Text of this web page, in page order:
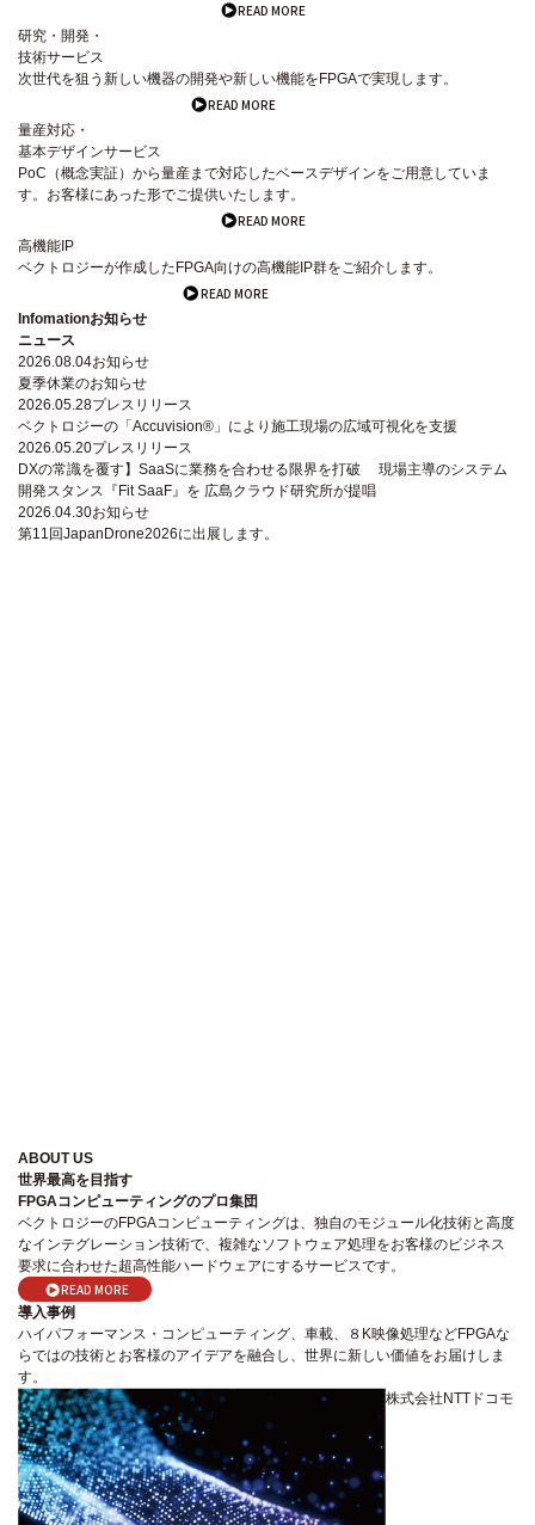
READ MORE
研究・開発・
技術サービス
次世代を狙う新しい機器の開発や新しい機能をFPGAで実現します。
READ MORE
量産対応・
基本デザインサービス
PoC（概念実証）から量産まで対応したベースデザインをご用意していま
す。お客様にあった形でご提供いたします。
READ MORE
高機能IP
ベクトロジーが作成したFPGA向けの高機能IP群をご紹介します。
READ MORE
Infomationお知らせ
ニュース
2026.08.04お知らせ
夏季休業のお知らせ
2026.05.28プレスリリース
ベクトロジーの「Accuvision®」により施工現場の広域可視化を支援
2026.05.20プレスリリース
DXの常識を覆す】SaaSに業務を合わせる限界を打破 現場主導のシステム
開発スタンス『Fit SaaF』を 広島クラウド研究所が提唱
2026.04.30お知らせ
第11回JapanDrone2026に出展します。
ABOUT US
世界最高を目指す
FPGAコンピューティングのプロ集団
ベクトロジーのFPGAコンピューティングは、独自のモジュール化技術と高度
なインテグレーション技術で、複雑なソフトウェア処理をお客様のビジネス
要求に合わせた超高性能ハードウェアにするサービスです。
READ MORE
導入事例
ハイパフォーマンス・コンピューティング、車載、８K映像処理などFPGAな
らではの技術とお客様のアイデアを融合し、世界に新しい価値をお届けしま
す。
株式会社NTTドコモ